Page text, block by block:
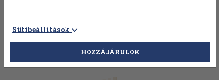
Sütibeállítások
HOZZÁJÁRULOK